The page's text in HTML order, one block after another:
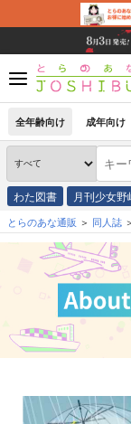
全年齢向け 成年向け
わた図書 月刊少女野
とらのあな通販 同人誌